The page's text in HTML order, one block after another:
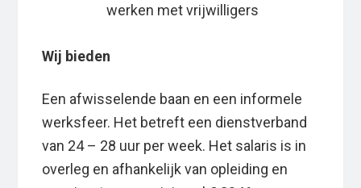
werken met vrijwilligers
Wij bieden
Een afwisselende baan en een informele
werksfeer. Het betreft een dienstverband
van 24 – 28 uur per week. Het salaris is in
overleg en afhankelijk van opleiding en